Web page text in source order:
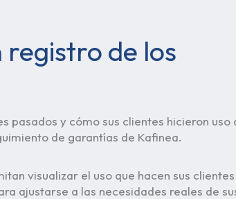
de los
pasados y cómo sus clientes hicieron uso
de garantías de Kafinea.
visualizar el uso que hacen sus clientes
ajustarse a las necesidades reales de